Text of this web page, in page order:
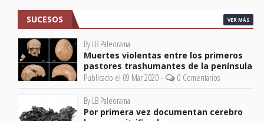
SUCESOS VER MÁS
By LB Paleorama
Muertes violentas entre los primeros
pastores trashumantes de la península
Publicado el 09 Mar 2020 -
0 Comentarios
By LB Paleorama
Por primera vez documentan cerebro